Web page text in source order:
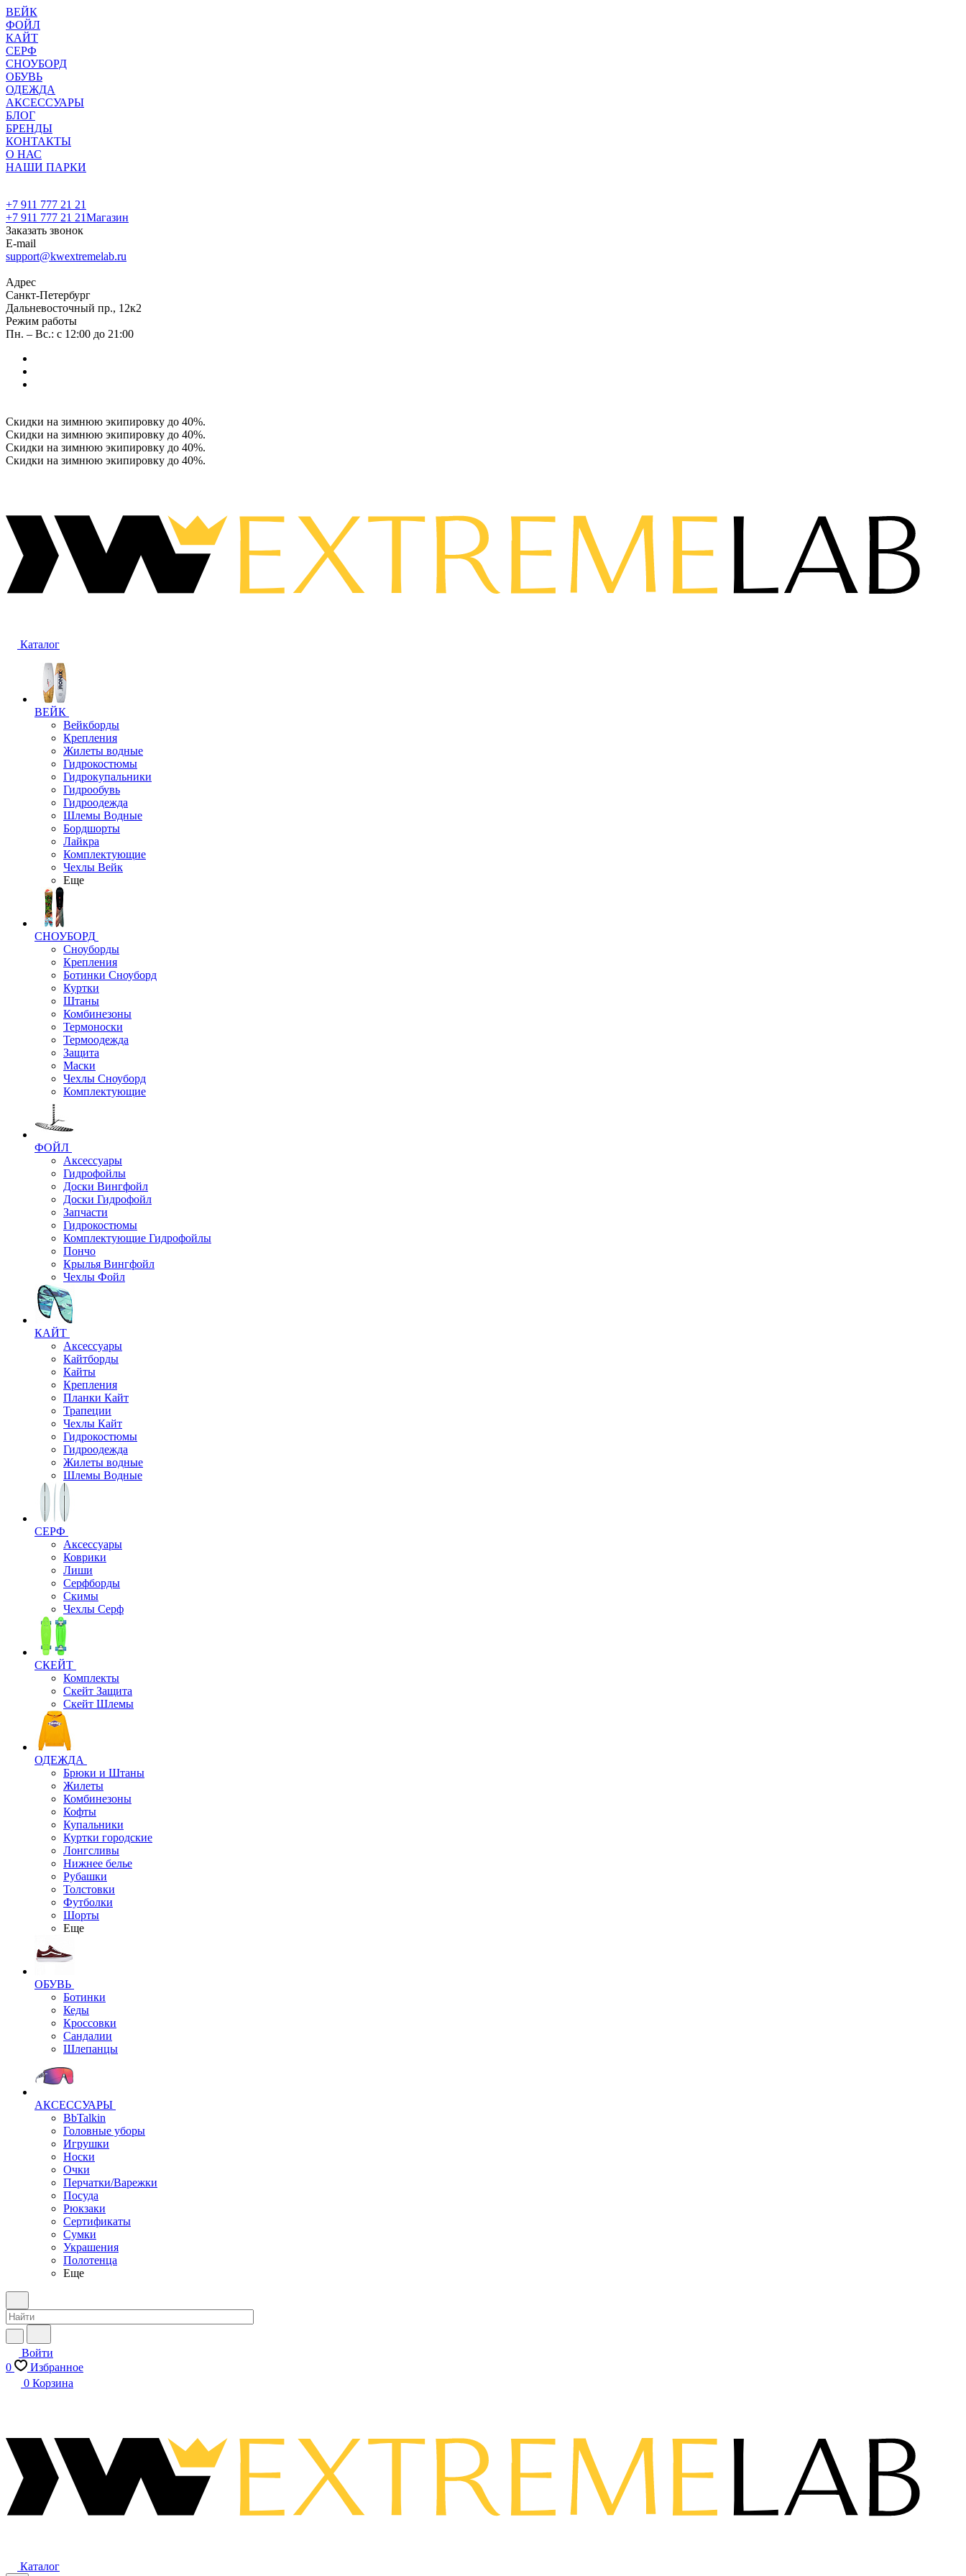
ВЕЙК
ФОЙЛ
КАЙТ
СЕРФ
СНОУБОРД
ОБУВЬ
ОДЕЖДА
АКСЕССУАРЫ
БЛОГ
БРЕНДЫ
КОНТАКТЫ
О НАС
НАШИ ПАРКИ
+7 911 777 21 21
+7 911 777 21 21Магазин
Заказать звонок
E-mail
support@kwextremelab.ru
Адрес
Санкт-Петербург
Дальневосточный пр., 12к2
Режим работы
Пн. – Вс.: с 12:00 до 21:00
Скидки на зимнюю экипировку до 40%.
Скидки на зимнюю экипировку до 40%.
Скидки на зимнюю экипировку до 40%.
Скидки на зимнюю экипировку до 40%.
Каталог
ВЕЙК
Вейкборды
Крепления
Жилеты водные
Гидрокостюмы
Гидрокупальники
Гидрообувь
Гидроодежда
Шлемы Водные
Бордшорты
Лайкра
Комплектующие
Чехлы Вейк
Еще
СНОУБОРД
Сноуборды
Крепления
Ботинки Сноуборд
Куртки
Штаны
Комбинезоны
Термоноски
Термоодежда
Защита
Маски
Чехлы Сноуборд
Комплектующие
ФОЙЛ
Аксессуары
Гидрофойлы
Доски Вингфойл
Доски Гидрофойл
Запчасти
Гидрокостюмы
Комплектующие Гидрофойлы
Пончо
Крылья Вингфойл
Чехлы Фойл
КАЙТ
Аксессуары
Кайтборды
Кайты
Крепления
Планки Кайт
Трапеции
Чехлы Кайт
Гидрокостюмы
Гидроодежда
Жилеты водные
Шлемы Водные
СЕРФ
Аксессуары
Коврики
Лиши
Серфборды
Скимы
Чехлы Cерф
СКЕЙТ
Комплекты
Скейт Защита
Скейт Шлемы
ОДЕЖДА
Брюки и Штаны
Жилеты
Комбинезоны
Кофты
Купальники
Куртки городские
Лонгсливы
Нижнее белье
Рубашки
Толстовки
Футболки
Шорты
Еще
ОБУВЬ
Ботинки
Кеды
Кроссовки
Сандалии
Шлепанцы
АКСЕССУАРЫ
BbTalkin
Головные уборы
Игрушки
Носки
Очки
Перчатки/Варежки
Посуда
Рюкзаки
Сертификаты
Сумки
Украшения
Полотенца
Еще
Войти
0
Избранное
0 Корзина
Каталог